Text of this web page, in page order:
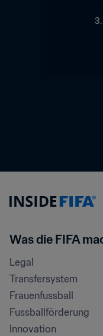
Was die FIFA
Legal
Transfersystem
Frauenfussball
Fussballförderung
Innovation